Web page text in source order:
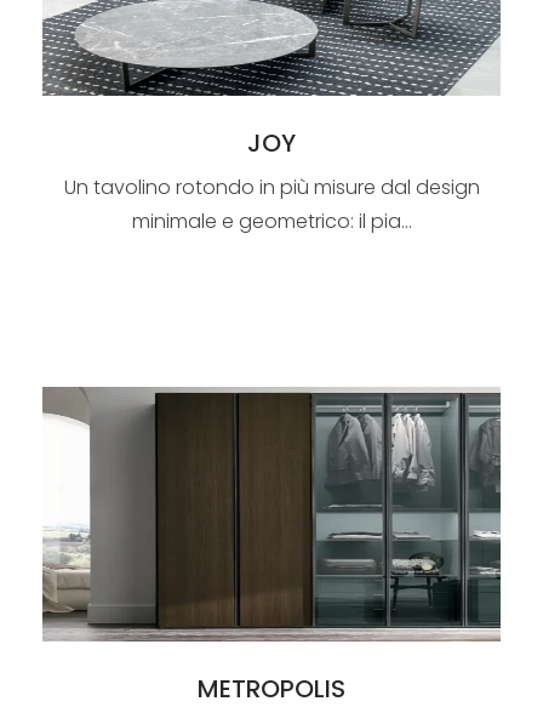
JOY
Un tavolino rotondo in più misure dal design
minimale e geometrico: il pia...
METROPOLIS